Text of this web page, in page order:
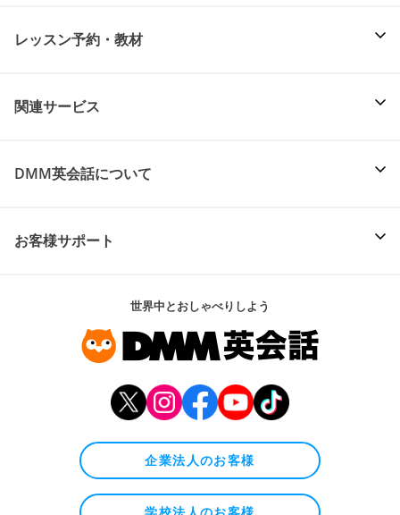
レッスン予約・教材
関連サービス
DMM英会話について
お客様サポート
世界中とおしゃべりしよう
企業法人のお客様